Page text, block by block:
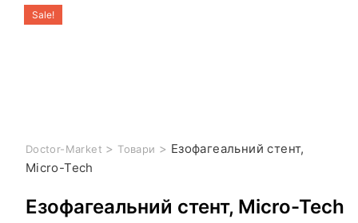
Sale!
Doctor-Market > Товари > Езофагеальний стент,
Micro-Tech
Езофагеальний стент, Micro-Tech